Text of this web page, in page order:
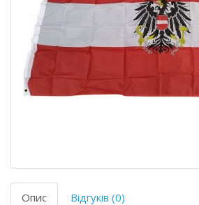
Опис Відгуків (0)